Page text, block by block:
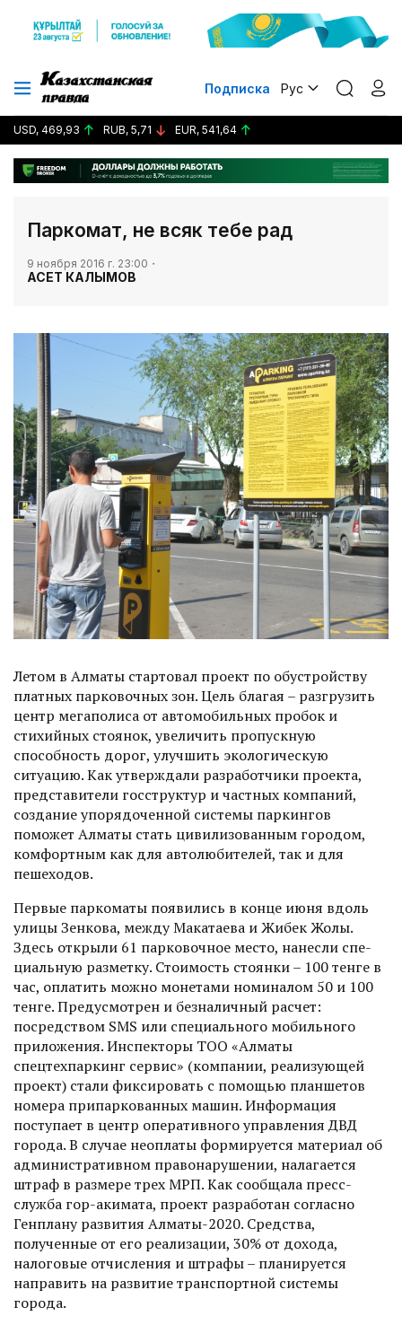
Подписка Рус
USD, 469,93 RUB, 5,71 EUR, 541,64
​Паркомат, не всяк тебе рад
9 ноября 2016 г. 23:00
АСЕТ КАЛЫМОВ
Летом в Алматы стартовал проект по обустройству
платных парковочных зон. Цель благая – разгрузить
центр мегаполиса от автомобильных пробок и
стихийных стоянок, увеличить пропускную
способность дорог, улучшить экологическую
ситуацию. Как утверждали разработчики проекта,
представители госструктур и частных компаний,
создание упорядоченной системы паркингов
поможет Алматы стать цивилизованным городом,
комфортным как для автолюбителей, так и для
пешеходов.
Первые паркоматы появились в конце июня вдоль
улицы Зенкова, между Макатаева и Жибек Жолы.
Здесь открыли 61 парковочное место, нанесли спе­
циальную разметку. Стоимость стоян­ки – 100 тенге в
час, оплатить можно монетами номиналом 50 и 100
тенге. Предусмотрен и безналичный расчет:
посредством SMS или специального мобильного
приложения. Инспекторы ТОО «Алматы
спецтехпаркинг сервис» (компании, реа­лизующей
проект) стали фиксировать с помощью планшетов
номера припаркованных машин. Информация
поступает в центр оперативного управления ДВД
города. В случае неоп­латы формируется материал об
административном правонарушении, налагается
штраф в размере трех МРП. Как сообщала пресс-
служба гор-акимата, проект разработан согласно
Генплану развития Алматы-2020. Средства,
полученные от его реализации, 30% от дохода,
налоговые отчисления и штрафы – планируется
направить на развитие транспортной системы
города.